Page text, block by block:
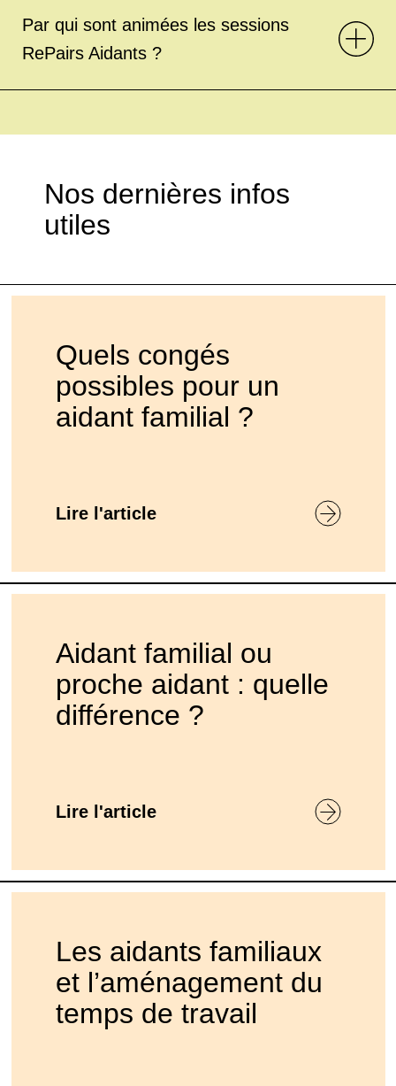
Par qui sont animées les sessions
RePairs Aidants ?
Nos dernières infos
utiles
Quels congés
possibles pour un
aidant familial ?
Lire l'article
Aidant familial ou
proche aidant : quelle
différence ?
Lire l'article
Les aidants familiaux
et l’aménagement du
temps de travail